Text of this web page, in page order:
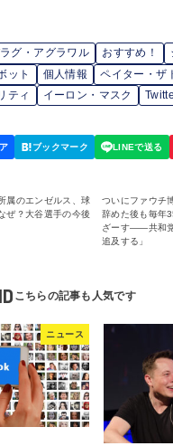
グ・アグラワル おすすめ！
ット 個人情報 ペイター・ザ
ティ イーロン・マスク
属のエンゼルス、球
ぜ？大谷選手の今後
ついにファウチ
辞めた後も毎年
ざーす――共和
追及する」
ニュース